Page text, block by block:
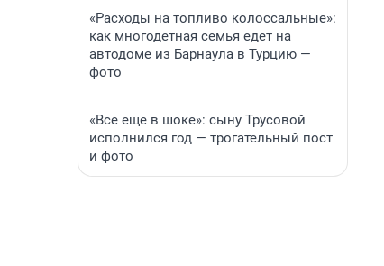
«Расходы на топливо колоссальные»:
как многодетная семья едет на
автодоме из Барнаула в Турцию —
фото
«Все еще в шоке»: сыну Трусовой
исполнился год — трогательный пост
и фото